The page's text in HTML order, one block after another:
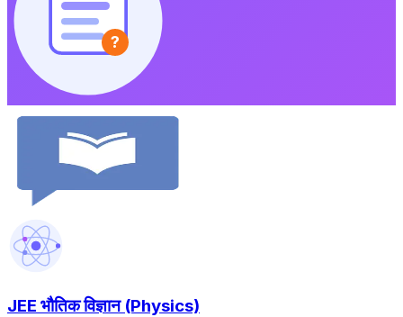
?
JEE भौतिक विज्ञान (Physics)